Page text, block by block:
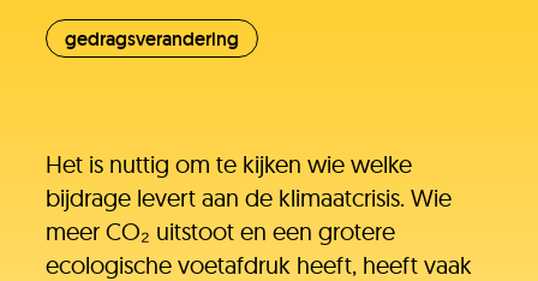
gedragsverandering
Het is nuttig om te kijken wie welke
bijdrage levert aan de klimaatcrisis. Wie
meer CO₂ uitstoot en een grotere
ecologische voetafdruk heeft, heeft vaak